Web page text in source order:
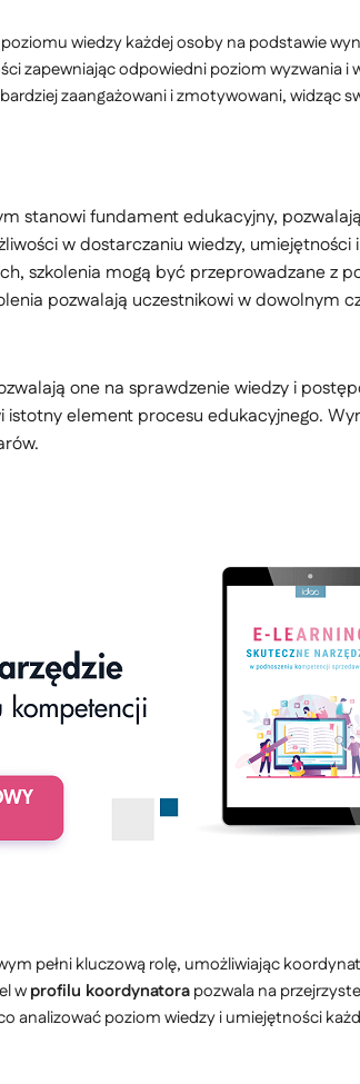
wiedzy każdej osoby na podstawie
zapewniając odpowiedni poziom wyzwania i
zaangażowani i zmotywowani, widząc
stanowi fundament edukacyjny,
w dostarczaniu wiedzy,
szkolenia mogą być przeprowadzane z
pozwalają uczestnikowi w dowolnym
one na sprawdzenie wiedzy i
element procesu edukacyjnego.
pełni kluczową rolę, umożliwiając
wprofilu koordynatorapozwala na
analizować poziom wiedzy i umiejętności